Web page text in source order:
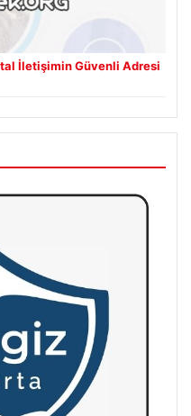
İletişimin Güvenli Adresi